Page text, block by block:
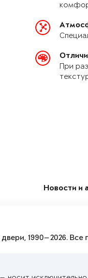
При
Новости и
1990—2026. Все